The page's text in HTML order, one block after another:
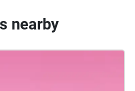
nearby